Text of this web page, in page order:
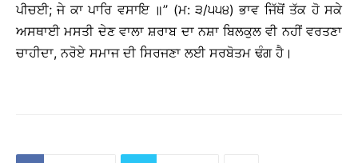
ਪੀਚਈ; ਜੇ ਕਾ ਪਾਰਿ ਵਸਾਇ ॥’’ (ਮ: ੩/੫੫੪) ਭਾਵ ਜਿੱਥੋਂ ਤੱਕ ਹੋ ਸਕੇ
ਅਸਥਾਈ ਮਸਤੀ ਦੇਣ ਵਾਲਾ ਸ਼ਰਾਬ ਦਾ ਨਸ਼ਾ ਬਿਲਕੁਲ ਵੀ ਨਹੀਂ ਵਰਤਣਾ
ਚਾਹੀਦਾ, ਨਰੋਏ ਸਮਾਜ ਦੀ ਸਿਰਜਣਾ ਲਈ ਸਰਬੋਤਮ ਢੰਗ ਹੈ।